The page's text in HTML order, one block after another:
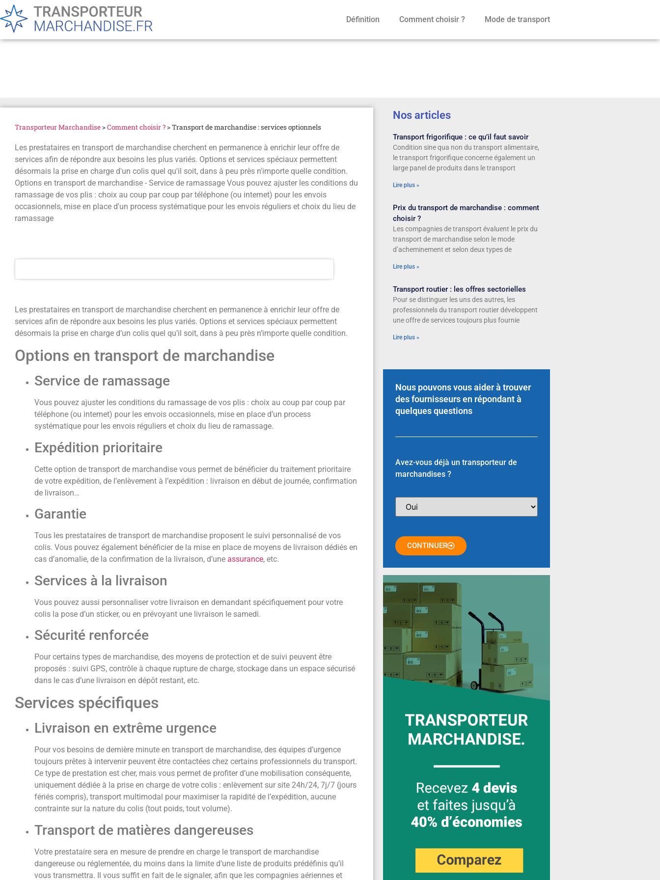
Définition Comment choisir ? Mode de transport
Transporteur Marchandise>Comment choisir ?>Transport de marchandise : services optionnels
Les prestataires en transport de marchandise cherchent en permanence à enrichir leur offre de
services afin de répondre aux besoins les plus variés. Options et services spéciaux permettent
désormais la prise en charge d'un colis quel qu'il soit, dans à peu près n'importe quelle condition.
Options en transport de marchandise - Service de ramassage Vous pouvez ajuster les conditions du
ramassage de vos plis : choix au coup par coup par téléphone (ou internet) pour les envois
occasionnels, mise en place d'un process systématique pour les envois réguliers et choix du lieu de
ramassage
Les prestataires en transport de marchandise cherchent en permanence à enrichir leur offre de
services afin de répondre aux besoins les plus variés. Options et services spéciaux permettent
désormais la prise en charge d’un colis quel qu’il soit, dans à peu près n’importe quelle condition.
Options en transport de marchandise
Service de ramassage
Vous pouvez ajuster les conditions du ramassage de vos plis : choix au coup par coup par
téléphone (ou internet) pour les envois occasionnels, mise en place d’un process
systématique pour les envois réguliers et choix du lieu de ramassage.
Expédition prioritaire
Cette option de transport de marchandise vous permet de bénéficier du traitement prioritaire
de votre expédition, de l’enlèvement à l’expédition : livraison en début de journée, confirmation
de livraison…
Garantie
Tous les prestataires de transport de marchandise proposent le suivi personnalisé de vos
colis. Vous pouvez également bénéficier de la mise en place de moyens de livraison dédiés en
cas d’anomalie, de la confirmation de la livraison, d’une assurance, etc.
Services à la livraison
Vous pouvez aussi personnaliser votre livraison en demandant spécifiquement pour votre
colis la pose d’un sticker, ou en prévoyant une livraison le samedi.
Sécurité renforcée
Pour certains types de marchandise, des moyens de protection et de suivi peuvent être
proposés : suivi GPS, contrôle à chaque rupture de charge, stockage dans un espace sécurisé
dans le cas d’une livraison en dépôt restant, etc.
Services spécifiques
Livraison en extrême urgence
Pour vos besoins de dernière minute en transport de marchandise, des équipes d’urgence
toujours prêtes à intervenir peuvent être contactées chez certains professionnels du transport.
Ce type de prestation est cher, mais vous permet de profiter d’une mobilisation conséquente,
uniquement dédiée à la prise en charge de votre colis : enlèvement sur site 24h/24, 7j/7 (jours
fériés compris), transport multimodal pour maximiser la rapidité de l’expédition, aucune
contrainte sur la nature du colis (tout poids, tout volume).
Transport de matières dangereuses
Votre prestataire sera en mesure de prendre en charge le transport de marchandise
dangereuse ou réglementée, du moins dans la limite d’une liste de produits prédéfinis qu’il
vous transmettra. Il vous suffit en fait de le signaler, afin que les compagnies aériennes et
Nos articles
Transport frigorifique : ce qu’il faut savoir
Condition sine qua non du transport alimentaire,
le transport frigorifique concerne également un
large panel de produits dans le transport
Lire plus »
Prix du transport de marchandise : comment
choisir ?
Les compagnies de transport évaluent le prix du
transport de marchandise selon le mode
d’acheminement et selon deux types de
Lire plus »
Transport routier : les offres sectorielles
Pour se distinguer les uns des autres, les
professionnels du transport routier développent
une offre de services toujours plus fournie
Lire plus »
Nous pouvons vous aider à trouver
des fournisseurs en répondant à
quelques questions
Avez-vous déjà un transporteur de
marchandises ?
CONTINUER